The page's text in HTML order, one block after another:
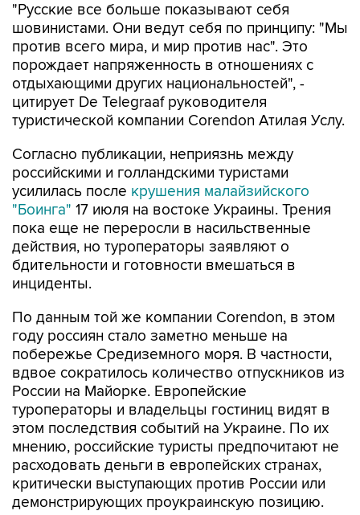
"Русские все больше показывают себя
шовинистами. Они ведут себя по принципу: "Мы
против всего мира, и мир против нас". Это
порождает напряженность в отношениях с
отдыхающими других национальностей", -
цитирует De Telegraaf руководителя
туристической компании Corendon Атилая Услу.
Согласно публикации, неприязнь между
российскими и голландскими туристами
усилилась после крушения малайзийского
"Боинга" 17 июля на востоке Украины. Трения
пока еще не переросли в насильственные
действия, но туроператоры заявляют о
бдительности и готовности вмешаться в
инциденты.
По данным той же компании Corendon, в этом
году россиян стало заметно меньше на
побережье Средиземного моря. В частности,
вдвое сократилось количество отпускников из
России на Майорке. Европейские
туроператоры и владельцы гостиниц видят в
этом последствия событий на Украине. По их
мнению, российские туристы предпочитают не
расходовать деньги в европейских странах,
критически выступающих против России или
демонстрирующих проукраинскую позицию.